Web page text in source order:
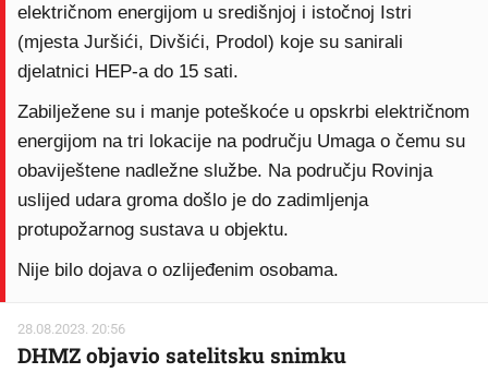
električnom energijom u središnjoj i istočnoj Istri
(mjesta Juršići, Divšići, Prodol) koje su sanirali
djelatnici HEP-a do 15 sati.
Zabilježene su i manje poteškoće u opskrbi električnom
energijom na tri lokacije na području Umaga o čemu su
obaviještene nadležne službe. Na području Rovinja
uslijed udara groma došlo je do zadimljenja
protupožarnog sustava u objektu.
Nije bilo dojava o ozlijeđenim osobama.
28.08.2023. 20:56
DHMZ objavio satelitsku snimku